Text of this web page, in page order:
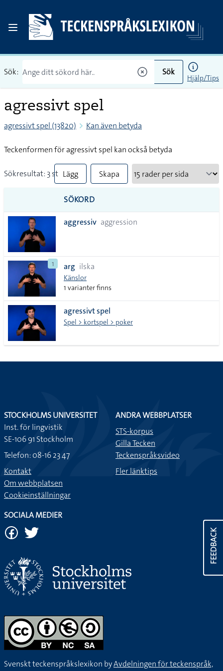
Sök: Sök
Hjälp/Tips
agressivt spel
agressivt spel (13820) Kan även betyda
Teckenformen för agressivt spel kan också betyda
Sökresultat: 3 st Lägg
till
alla i
Skapa
SÖKORD
aggressiv aggression
1 arg ilska
Känslor
1 varianter finns
agressivt spel
Spel > kortspel > poker
FEEDBACK
STOCKHOLMS UNIVERSITET
Inst. för lingvistik
SE-106 91 Stockholm
Telefon: 08-16 23 47
Kontakt
Om webbplatsen
Cookieinställningar
ANDRA WEBBPLATSER
STS-korpus
Gilla Tecken
Teckenspråksvideo
Fler länktips
SOCIALA MEDIER
Svenskt teckenspråkslexikon byAvdelningen för teckenspråk,